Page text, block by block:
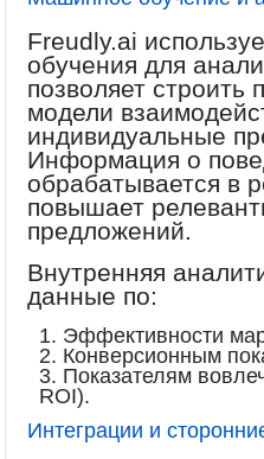
Freudly.ai
обучения для
позволяет строить
модели
индивидуальные
Информация о
обрабатывается в
повышает
предложений.
Внутренняя
данные по:
Эффективности
Конверсионным
Показателям
ROI).
Интеграции и